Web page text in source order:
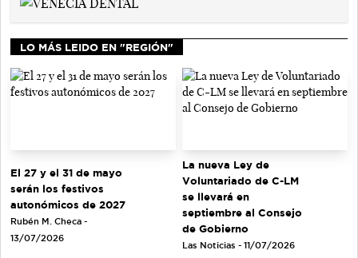
LO MÁS LEIDO EN "REGIÓN"
El 27 y el 31 de mayo
serán los festivos
autonómicos de 2027
Rubén M. Checa -
13/07/2026
La nueva Ley de
Voluntariado de C-LM
se llevará en
septiembre al Consejo
de Gobierno
Las Noticias - 11/07/2026